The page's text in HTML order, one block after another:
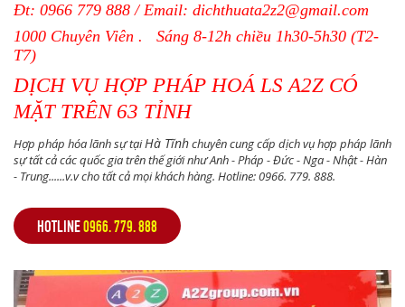
Đt: 0966 779 888 / Email: dichthuata2z2@gmail.com
1000 Chuyên Viên . Sáng 8-12h chiều 1h30-5h30 (T2-
T7)
DỊCH VỤ HỢP PHÁP HOÁ LS A2Z CÓ
MẶT TRÊN 63 TỈNH
Hợp pháp hóa lãnh sự tạiHà Tĩnhchuyên cung cấp dịch vụ hợp pháp lãnh
sự tất cả các quốc gia trên thế giới như Anh - Pháp - Đức - Nga - Nhật - Hàn
- Trung......v.v cho tất cả mọi khách hàng. Hotline: 0966. 779. 888.
HOTLINE0966. 779. 888
,,,,,,,